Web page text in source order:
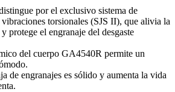
por el exclusivo sistema de
torsionales (SJS II), que alivia la
protege el engranaje del desgaste
del cuerpo GA4540R permite un
de engranajes es sólido y aumenta la vida